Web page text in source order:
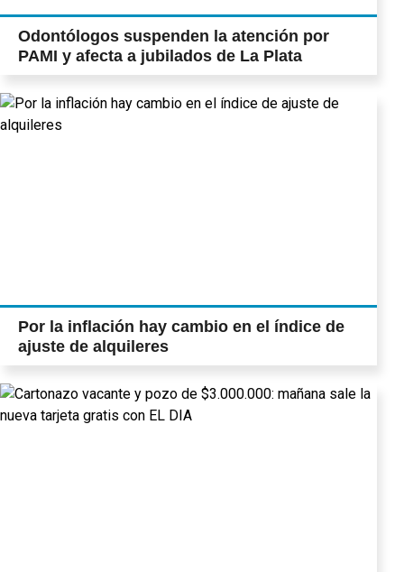
Odontólogos suspenden la atención por
PAMI y afecta a jubilados de La Plata
Por la inflación hay cambio en el índice de
ajuste de alquileres